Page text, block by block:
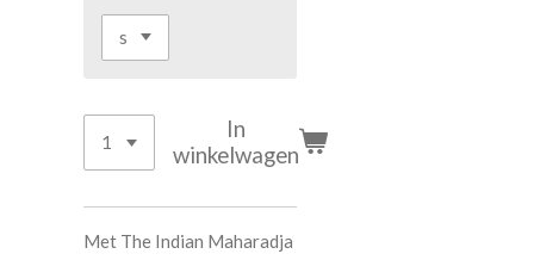
In
winkelwagen
Met The Indian Maharadja